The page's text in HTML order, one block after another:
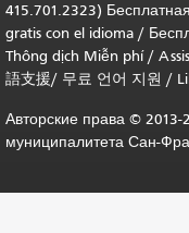
415.701.2323)
gratis con el idioma /
Thông dịch Miễn phí/
語支援/ 무료 언어 지원 /
Авторские права © 2013-
муниципалитета Сан-